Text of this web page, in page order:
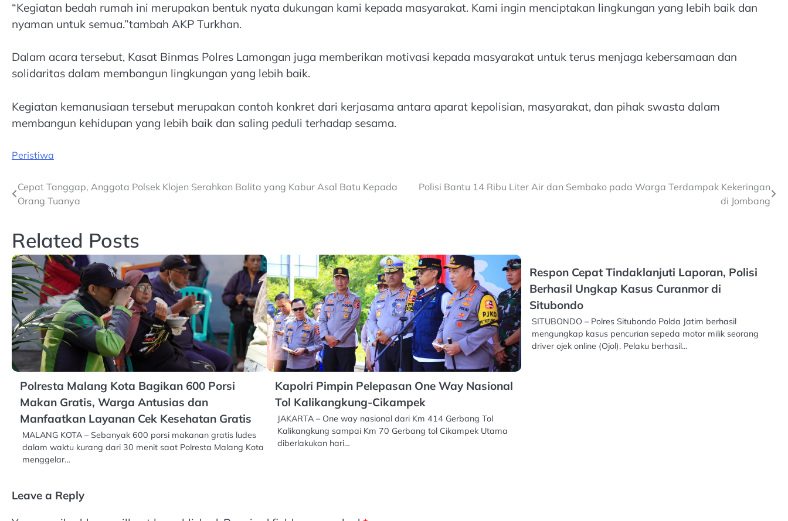
“Kegiatan bedah rumah ini merupakan bentuk nyata dukungan kami kepada masyarakat. Kami ingin menciptakan lingkungan yang lebih baik dan
nyaman untuk semua.”tambah AKP Turkhan.
Dalam acara tersebut, Kasat Binmas Polres Lamongan juga memberikan motivasi kepada masyarakat untuk terus menjaga kebersamaan dan
solidaritas dalam membangun lingkungan yang lebih baik.
Kegiatan kemanusiaan tersebut merupakan contoh konkret dari kerjasama antara aparat kepolisian, masyarakat, dan pihak swasta dalam
membangun kehidupan yang lebih baik dan saling peduli terhadap sesama.
Peristiwa
Post
navigation
Cepat Tanggap, Anggota Polsek Klojen Serahkan Balita yang Kabur Asal Batu Kepada
Orang Tuanya
Polisi Bantu 14 Ribu Liter Air dan Sembako pada Warga Terdampak Kekeringan
di Jombang
Related Posts
Polresta Malang Kota Bagikan 600 Porsi
Makan Gratis, Warga Antusias dan
Manfaatkan Layanan Cek Kesehatan Gratis
MALANG KOTA – Sebanyak 600 porsi makanan gratis ludes
dalam waktu kurang dari 30 menit saat Polresta Malang Kota
menggelar…
Kapolri Pimpin Pelepasan One Way Nasional
Tol Kalikangkung-Cikampek
JAKARTA – One way nasional dari Km 414 Gerbang Tol
Kalikangkung sampai Km 70 Gerbang tol Cikampek Utama
diberlakukan hari…
Respon Cepat Tindaklanjuti Laporan, Polisi
Berhasil Ungkap Kasus Curanmor di
Situbondo
SITUBONDO – Polres Situbondo Polda Jatim berhasil
mengungkap kasus pencurian sepeda motor milik seorang
driver ojek online (Ojol). Pelaku berhasil…
Leave a Reply